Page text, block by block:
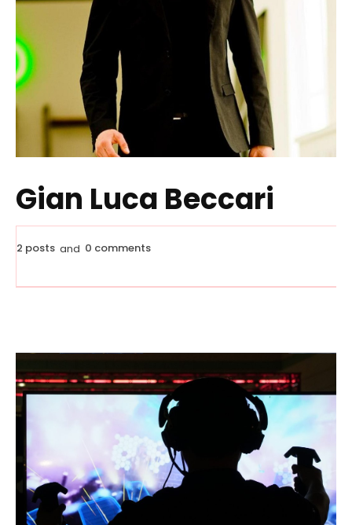
Gian Luca Beccari
2 posts and 0 comments